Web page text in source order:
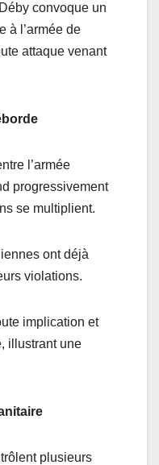
convoque un
à l’armée de
attaque venant
l’armée
progressivement
se multiplient.
ont déjà
violations.
implication et
illustrant une
plusieurs